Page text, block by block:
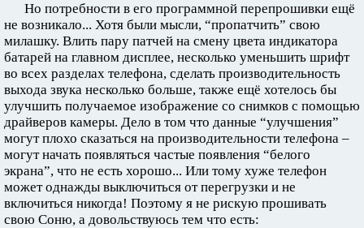
Но потребности в его программной перепрошивки ещё
не возникало... Хотя были мысли, “пропатчить” свою
милашку. Влить пару патчей на смену цвета индикатора
батарей на главном дисплее, несколько уменьшить шрифт
во всех разделах телефона, сделать производительность
выхода звука несколько больше, также ещё хотелось бы
улучшить получаемое изображение со снимков с помощью
драйверов камеры. Дело в том что данные “улучшения”
могут плохо сказаться на производительности телефона –
могут начать появляться частые появления “белого
экрана”, что не есть хорошо... Или тому хуже телефон
может однажды выключиться от перегрузки и не
включиться никогда! Поэтому я не рискую прошивать
свою Соню, а довольствуюсь тем что есть: